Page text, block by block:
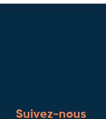
Suivez-nous